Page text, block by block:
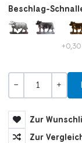
Beschlag-
+0,30
Zur
Zur